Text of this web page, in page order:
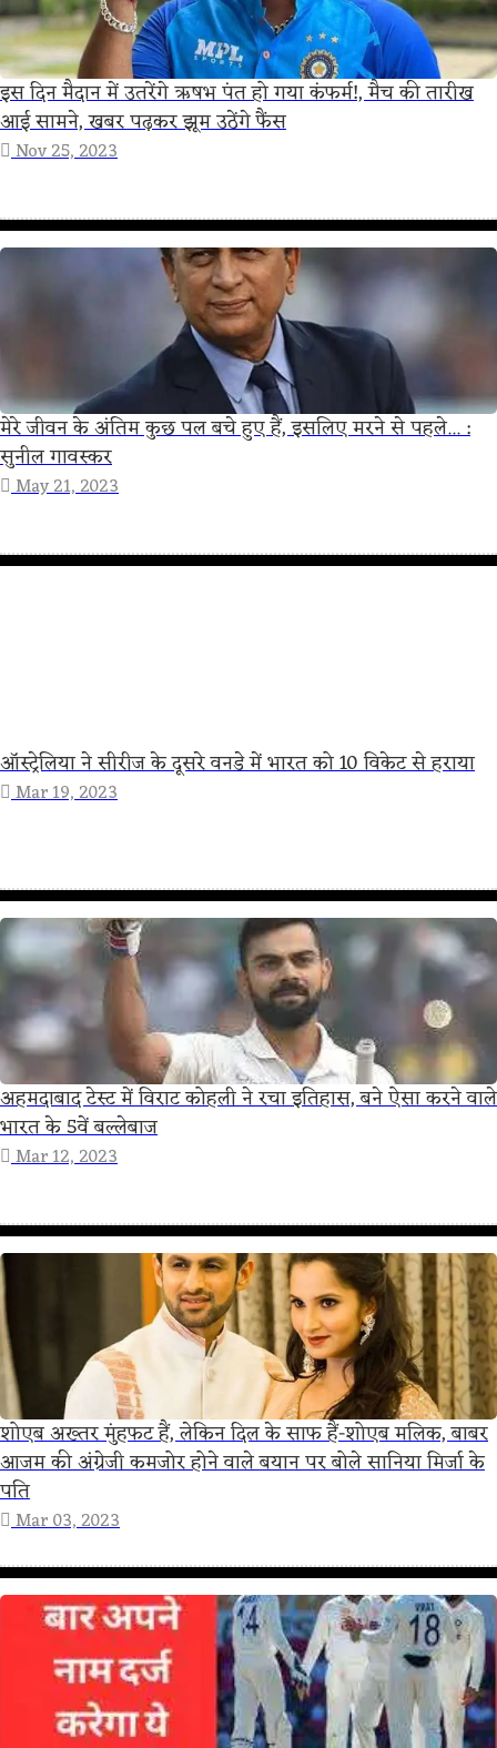
इस दिन मैदान में उतरेंगे ऋषभ पंत हो गया कंफर्म!, मैच की तारीख
आई सामने, खबर पढ़कर झूम उठेंगे फैंस
Nov 25, 2023
मेरे जीवन के अंतिम कुछ पल बचे हुए हैं, इसलिए मरने से पहले... :
सुनील गावस्कर
May 21, 2023
ऑस्ट्रेलिया ने सीरीज के दूसरे वनडे में भारत को 10 विकेट से हराया
Mar 19, 2023
अहमदाबाद टेस्ट में विराट कोहली ने रचा इतिहास, बने ऐसा करने वाले
भारत के 5वें बल्लेबाज
Mar 12, 2023
शोएब अख्तर मुंहफट हैं, लेकिन दिल के साफ हैं-शोएब मलिक, बाबर
आजम की अंग्रेजी कमजोर होने वाले बयान पर बोले सानिया मिर्जा के
पति
Mar 03, 2023